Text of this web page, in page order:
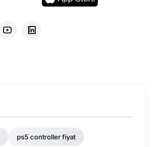
ps5 controller fiyat